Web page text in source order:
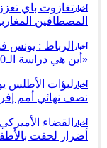
أخبار تغازوت باي
المصطافين
أخبار
الرباط : يونس
«أين هي دراسة الـ70% التي تدين…
أخبار لبؤات الأطلس
نصف نهائي أمم
أخبار
أضرار لحقت